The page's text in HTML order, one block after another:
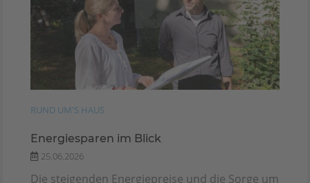
RUND UM'S HAUS
Energiesparen im Blick
25.06.2026
Die steigenden Energiepreise und die Sorge um